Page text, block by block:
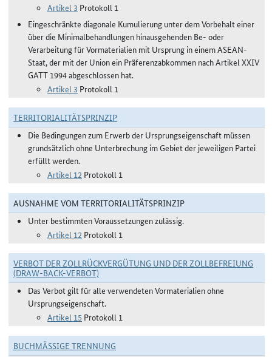
Artikel 3 Protokoll 1
Eingeschränkte diagonale Kumulierung unter dem Vorbehalt einer
über die Minimalbehandlungen hinausgehenden Be- oder
Verarbeitung für Vormaterialien mit Ursprung in einem ASEAN-
Staat, der mit der Union ein Präferenzabkommen nach Artikel XXIV
GATT 1994 abgeschlossen hat.
Artikel 3 Protokoll 1
TERRITORIALITÄTSPRINZIP
Die Bedingungen zum Erwerb der Ursprungseigenschaft müssen
grundsätzlich ohne Unterbrechung im Gebiet der jeweiligen Partei
erfüllt werden.
Artikel 12 Protokoll 1
AUSNAHME VOM TERRITORIALITÄTSPRINZIP
Unter bestimmten Voraussetzungen zulässig.
Artikel 12 Protokoll 1
VERBOT DER ZOLLRÜCKVERGÜTUNG UND DER ZOLLBEFREIUNG
(DRAW-BACK-VERBOT)
Das Verbot gilt für alle verwendeten Vormaterialien ohne
Ursprungseigenschaft.
Artikel 15 Protokoll 1
BUCHMÄSSIGE TRENNUNG